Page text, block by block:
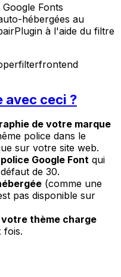
Fonts
hébergées au
à l'aide du filtre
filterfrontend
avec ceci ?
de votre marque
police dans le
sur votre site web.
Google Font qui
de 30.
(comme une
pas disponible sur
thème charge
fois.